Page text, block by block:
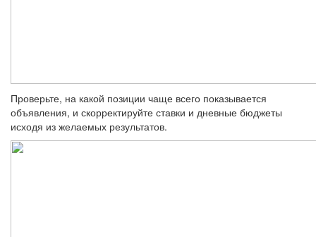
Проверьте, на какой позиции чаще всего показывается
объявления, и скорректируйте ставки и дневные бюджеты
исходя из желаемых результатов.